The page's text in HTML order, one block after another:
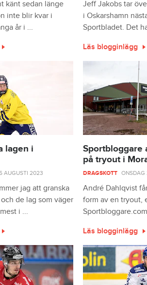
känt sedan länge
inte blir kvar i
år i ...
Jeff Jakobs tar
i Oskarshamn
Sportbladet. Det
Läs blogginlägg
lagen i
AUGUSTI 2023
jag att granska
de lag som väger
i ...
Sportbloggare
på tryout i
DRAGSKOTT
André Dahlqvist
form av en tryout,
Läs blogginlägg